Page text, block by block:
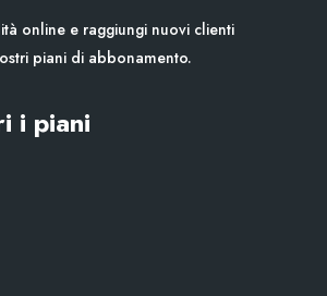
online e raggiungi nuovi clienti
piani di abbonamento.
i piani